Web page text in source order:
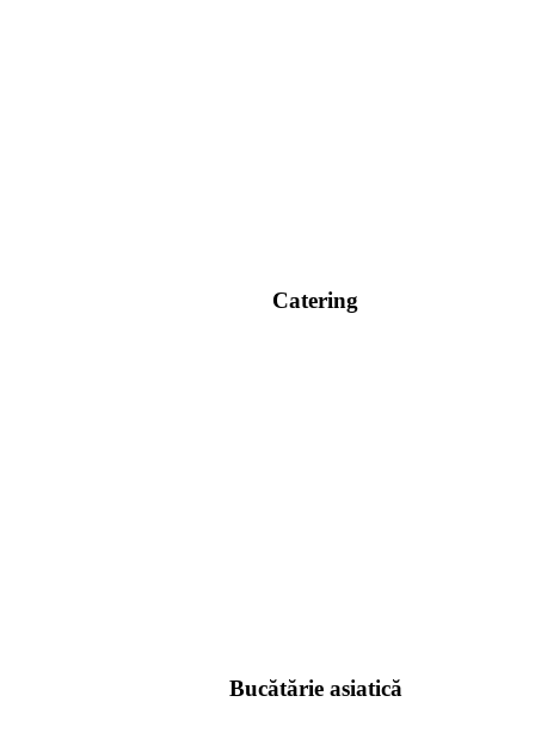
Catering
Bucătărie asiatică